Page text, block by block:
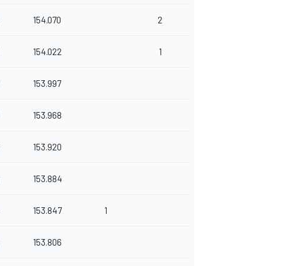
154.070 2
154.022 1
153.997
153.968
153.920
153.884
153.847 1
153.806